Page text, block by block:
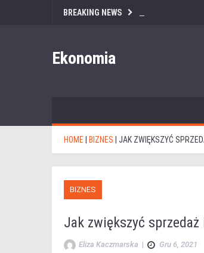
BREAKING NEWS
Ekonomia
HOME BIZNES JAK ZWIĘKSZYĆ
BIZNES
Jak zwiększyć
Eliza Kaczmarska | Gru 6, 2021